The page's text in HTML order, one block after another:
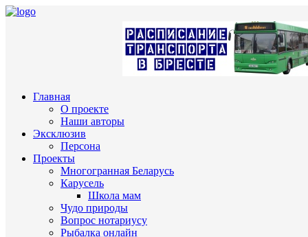
Главная
О проекте
Наши авторы
Эксклюзив
Персона
Проекты
Многогранная Беларусь
Карусель
Школа мам
Чудо природы
Вопрос нотариусу
Рыбалка онлайн